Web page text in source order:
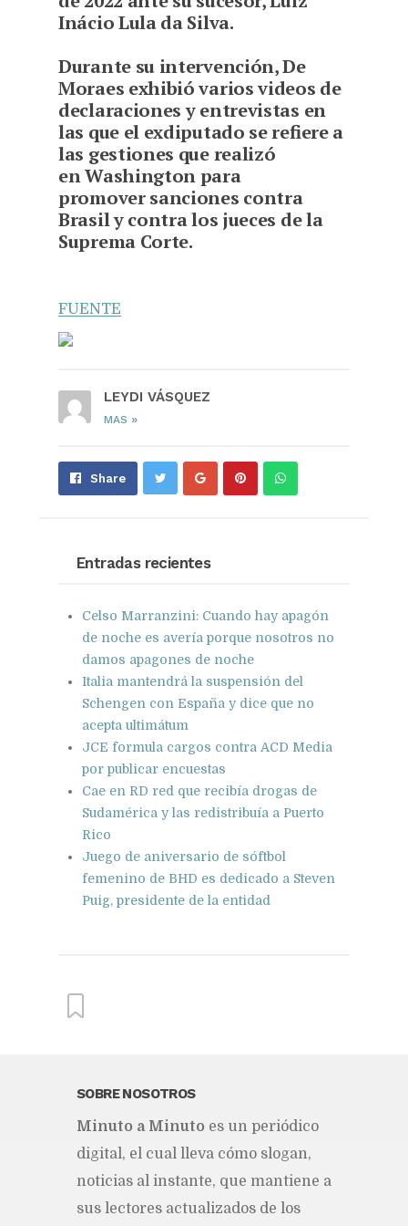
Inácio Lula da Silva.
Durante su intervención, De
Moraes exhibió varios videos de
declaraciones y entrevistas en
las que el exdiputado se refiere a
las gestiones que realizó
en Washington para
promover sanciones contra
Brasil y contra los jueces de la
Suprema Corte.
FUENTE
LEYDI VÁSQUEZ
MAS »
Share Share Pin Send
Entradas recientes
Celso Marranzini: Cuando hay apagón
de noche es avería porque nosotros no
damos apagones de noche
Italia mantendrá la suspensión del
Schengen con España y dice que no
acepta ultimátum
JCE formula cargos contra ACD Media
por publicar encuestas
Cae en RD red que recibía drogas de
Sudamérica y las redistribuía a Puerto
Rico
Juego de aniversario de sóftbol
femenino de BHD es dedicado a Steven
Puig, presidente de la entidad
From this category »
Celso Marranzini: Cuando hay
apagón de noche es avería
porque nosotros no damos
apagones de noche
SOBRE NOSOTROS
Mi­nu­to a Mi­nu­to es un pe­rió­di­co
di­gi­tal, el cual lle­va cómo slo­gan,
no­ti­cias al ins­tan­te, que man­tie­ne a
sus lec­to­res ac­tua­li­za­dos de los